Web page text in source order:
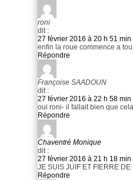
roni
dit :
27 février 2016 à 20 h 51 min
enfin la roue commence a
Répondre
Françoise SAADOUN
dit :
27 février 2016 à 22 h 58 min
oui roni- il fallait bien que
Répondre
Chaventré Monique
dit :
27 février 2016 à 21 h 18 min
JE SUIS JUIF ET FIERRE DE
Répondre